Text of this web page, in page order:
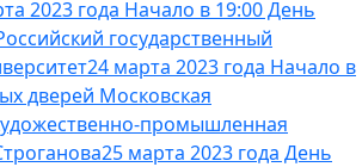
2023 года Начало в 19:00 День
государственный
24 марта 2023 года Начало в
дверей Московская
промышленная
25 марта 2023 года День